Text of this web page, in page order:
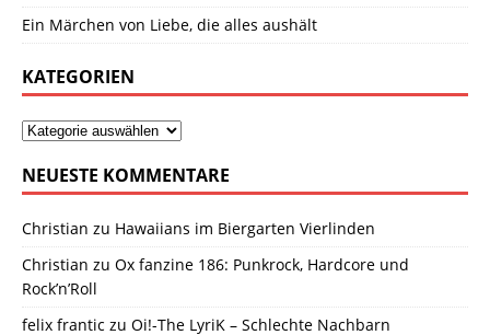
Ein Märchen von Liebe, die alles aushält
KATEGORIEN
NEUESTE KOMMENTARE
Christian zu Hawaiians im Biergarten Vierlinden
Christian zu Ox fanzine 186: Punkrock, Hardcore und
Rock’n’Roll
felix frantic zu Oi!-The LyriK – Schlechte Nachbarn